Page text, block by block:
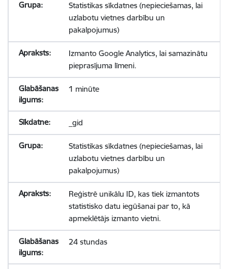
Statistikas sīkdatnes (nepieciešamas, lai
uzlabotu vietnes darbību un
pakalpojumus)
Izmanto Google Analytics, lai samazinātu
pieprasījuma līmeni.
1 minūte
_gid
Statistikas sīkdatnes (nepieciešamas, lai
uzlabotu vietnes darbību un
pakalpojumus)
Reģistrē unikālu ID, kas tiek izmantots
statistisko datu iegūšanai par to, kā
apmeklētājs izmanto vietni.
24 stundas